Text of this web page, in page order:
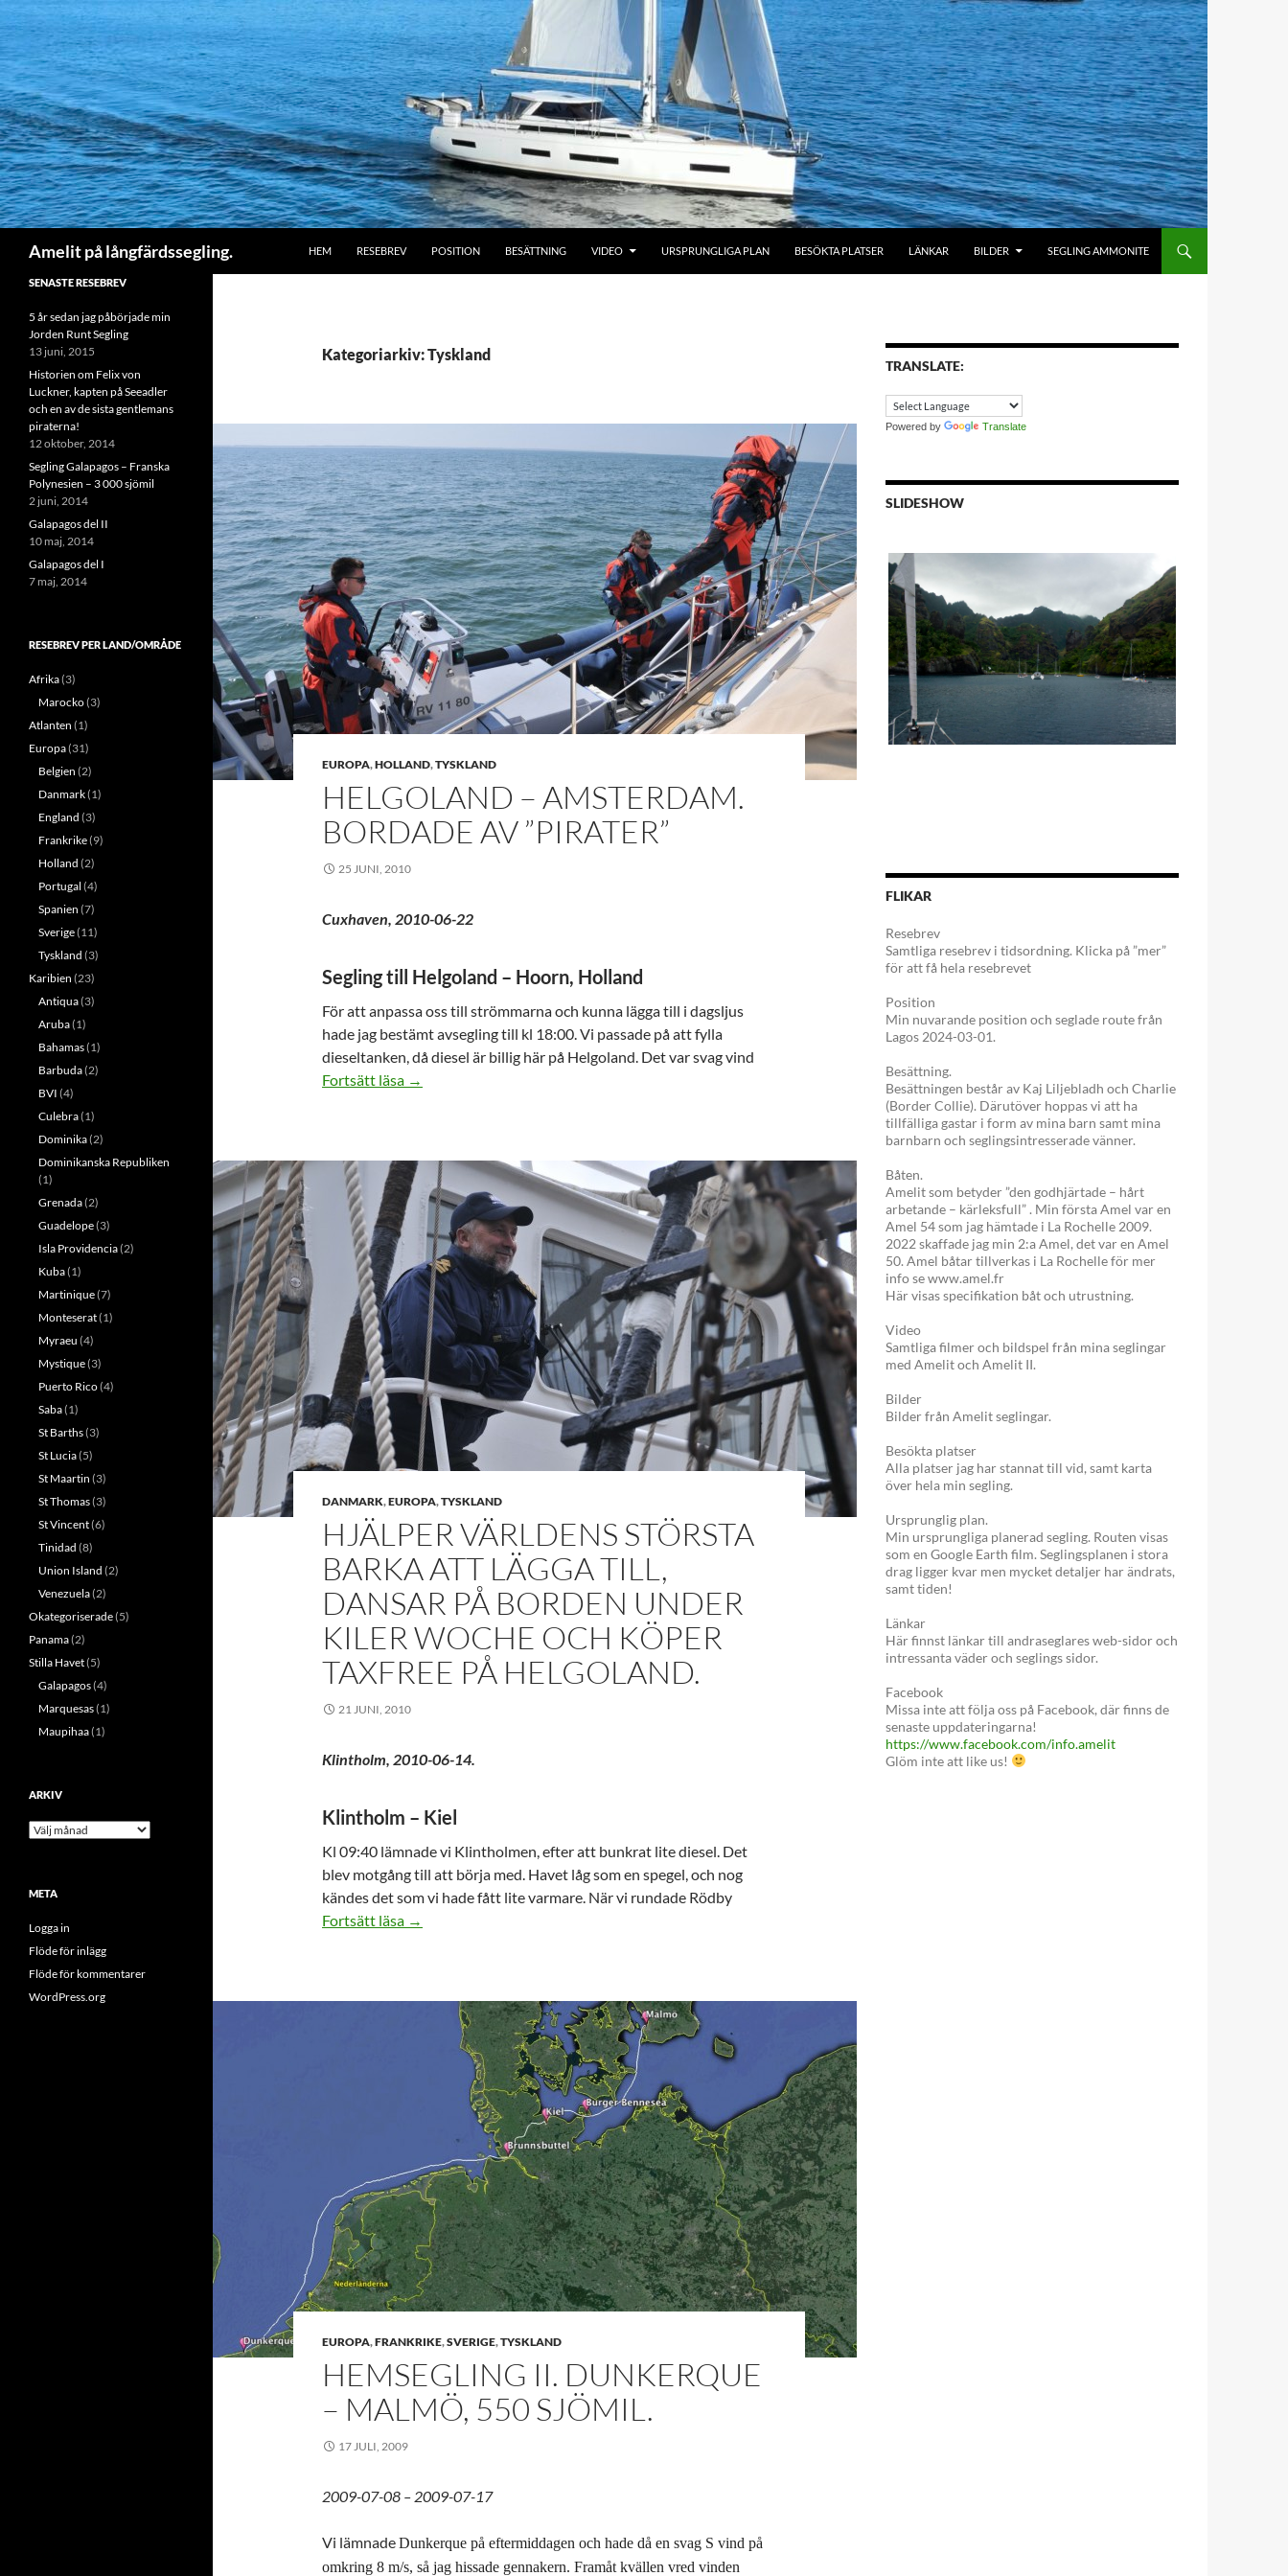
Amelit på långfärdssegling.
HEM
RESEBREV POSITION BESÄTTNING VIDEO URSPRUNGLIGA PLAN BESÖKTA PLATSER LÄNKAR BILDER SEGLING AMMONITE
Kategoriarkiv: Tyskland
EUROPA,HOLLAND,TYSKLAND
HELGOLAND – AMSTERDAM.
BORDADE AV ”PIRATER”
25 JUNI, 2010
Cuxhaven, 2010-06-22
Segling till Helgoland – Hoorn, Holland
För att anpassa oss till strömmarna och kunna lägga till i dagsljus
hade jag bestämt avsegling till kl 18:00. Vi passade på att fylla
dieseltanken, då diesel är billig här på Helgoland. Det var svag vind
Fortsätt läsa Helgoland – Amsterdam. Bordade av ”pirater”
→
DANMARK,EUROPA,TYSKLAND
HJÄLPER VÄRLDENS STÖRSTA
BARKA ATT LÄGGA TILL,
DANSAR PÅ BORDEN UNDER
KILER WOCHE OCH KÖPER
TAXFREE PÅ HELGOLAND.
21 JUNI, 2010
Klintholm, 2010-06-14.
Klintholm – Kiel
Kl 09:40 lämnade vi Klintholmen, efter att bunkrat lite diesel. Det
blev motgång till att börja med. Havet låg som en spegel, och nog
kändes det som vi hade fått lite varmare. När vi rundade Rödby
Fortsätt läsa Hjälper världens största barka att lägga till, dansar på borden under Kiler Woche och köper taxfree på Helgoland.
→
EUROPA,FRANKRIKE,SVERIGE,TYSKLAND
HEMSEGLING II. DUNKERQUE
– MALMÖ, 550 SJÖMIL.
17 JULI, 2009
2009-07-08 – 2009-07-17
Vi lämnadeDunkerque på eftermiddagen och hade då en svag S vind på
omkring 8 m/s, så jag hissade gennakern. Framåt kvällen vred vinden
TRANSLATE:
Powered by Translate
SLIDESHOW
FLIKAR
Resebrev
Samtliga resebrev i tidsordning. Klicka på ”mer”
för att få hela resebrevet
Position
Min nuvarande position och seglade route från
Lagos 2024-03-01.
Besättning.
Besättningen består av Kaj Liljebladh och Charlie
(Border Collie). Därutöver hoppas vi att ha
tillfälliga gastar i form av mina barn samt mina
barnbarn och seglingsintresserade vänner.
Båten.
Amelit som betyder ”den godhjärtade – hårt
arbetande – kärleksfull” . Min första Amel var en
Amel 54 som jag hämtade i La Rochelle 2009.
2022 skaffade jag min 2:a Amel, det var en Amel
50. Amel båtar tillverkas i La Rochelle för mer
info se www.amel.fr
Här visas specifikation båt och utrustning.
Video
Samtliga filmer och bildspel från mina seglingar
med Amelit och Amelit II.
Bilder
Bilder från Amelit seglingar.
Besökta platser
Alla platser jag har stannat till vid, samt karta
över hela min segling.
Ursprunglig plan.
Min ursprungliga planerad segling. Routen visas
som en Google Earth film. Seglingsplanen i stora
drag ligger kvar men mycket detaljer har ändrats,
samt tiden!
Länkar
Här finnst länkar till andraseglares web-sidor och
intressanta väder och seglings sidor.
Facebook
Missa inte att följa oss på Facebook, där finns de
senaste uppdateringarna!
https://www.facebook.com/info.amelit
Glöm inte att like us!
SENASTE RESEBREV
5 år sedan jag påbörjade min
Jorden Runt Segling
13 juni, 2015
Historien om Felix von
Luckner, kapten på Seeadler
och en av de sista gentlemans
piraterna!
12 oktober, 2014
Segling Galapagos – Franska
Polynesien – 3 000 sjömil
2 juni, 2014
Galapagos del II
10 maj, 2014
Galapagos del I
7 maj, 2014
RESEBREV PER LAND/OMRÅDE
Afrika(3)
Marocko(3)
Atlanten (1)
Europa(31)
Belgien (2)
Danmark(1)
England (3)
Frankrike(9)
Holland (2)
Portugal (4)
Spanien (7)
Sverige(11)
Tyskland (3)
Karibien (23)
Antiqua(3)
Aruba(1)
Bahamas(1)
Barbuda(2)
BVI (4)
Culebra(1)
Dominika(2)
Dominikanska Republiken
(1)
Grenada(2)
Guadelope(3)
Isla Providencia(2)
Kuba(1)
Martinique(7)
Monteserat(1)
Myraeu (4)
Mystique(3)
Puerto Rico(4)
Saba(1)
St Barths(3)
St Lucia(5)
St Maartin (3)
St Thomas(3)
St Vincent(6)
Tinidad (8)
Union Island (2)
Venezuela(2)
Okategoriserade(5)
Panama(2)
Stilla Havet(5)
Galapagos(4)
Marquesas(1)
Maupihaa(1)
ARKIV
Arkiv
META
Logga in
Flöde för inlägg
Flöde för kommentarer
WordPress.org